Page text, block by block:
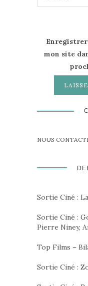
mon site
NOUS
Sortie Ciné :
Sortie Ciné :
Pierre Niney,
Top Films –
Sortie Ciné :